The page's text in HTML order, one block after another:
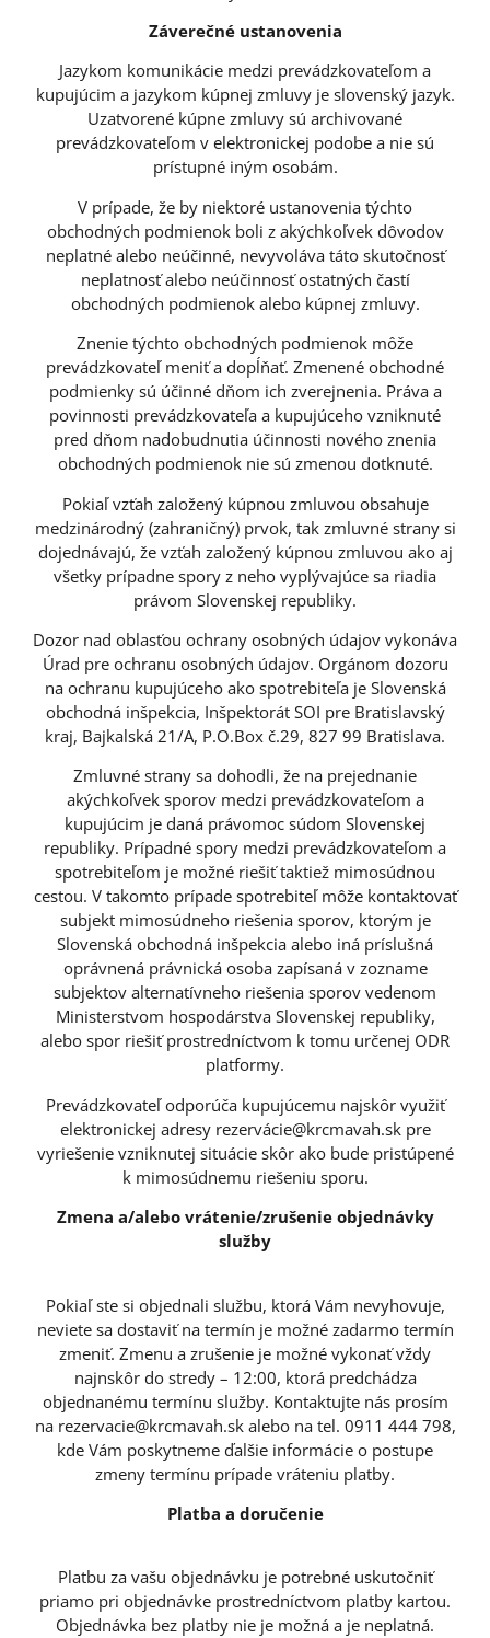
Záverečné ustanovenia
Jazykom komunikácie medzi prevádzkovateľom a
kupujúcim a jazykom kúpnej zmluvy je slovenský jazyk.
Uzatvorené kúpne zmluvy sú archivované
prevádzkovateľom v elektronickej podobe a nie sú
prístupné iným osobám.
V prípade, že by niektoré ustanovenia týchto
obchodných podmienok boli z akýchkoľvek dôvodov
neplatné alebo neúčinné, nevyvoláva táto skutočnosť
neplatnosť alebo neúčinnosť ostatných častí
obchodných podmienok alebo kúpnej zmluvy.
Znenie týchto obchodných podmienok môže
prevádzkovateľ meniť a dopĺňať. Zmenené obchodné
podmienky sú účinné dňom ich zverejnenia. Práva a
povinnosti prevádzkovateľa a kupujúceho vzniknuté
pred dňom nadobudnutia účinnosti nového znenia
obchodných podmienok nie sú zmenou dotknuté.
Pokiaľ vzťah založený kúpnou zmluvou obsahuje
medzinárodný (zahraničný) prvok, tak zmluvné strany si
dojednávajú, že vzťah založený kúpnou zmluvou ako aj
všetky prípadne spory z neho vyplývajúce sa riadia
právom Slovenskej republiky.
Dozor nad oblasťou ochrany osobných údajov vykonáva
Úrad pre ochranu osobných údajov. Orgánom dozoru
na ochranu kupujúceho ako spotrebiteľa je Slovenská
obchodná inšpekcia, Inšpektorát SOI pre Bratislavský
kraj, Bajkalská 21/A, P.O.Box č.29, 827 99 Bratislava.
Zmluvné strany sa dohodli, že na prejednanie
akýchkoľvek sporov medzi prevádzkovateľom a
kupujúcim je daná právomoc súdom Slovenskej
republiky. Prípadné spory medzi prevádzkovateľom a
spotrebiteľom je možné riešiť taktiež mimosúdnou
cestou. V takomto prípade spotrebiteľ môže kontaktovať
subjekt mimosúdneho riešenia sporov, ktorým je
Slovenská obchodná inšpekcia alebo iná príslušná
oprávnená právnická osoba zapísaná v zozname
subjektov alternatívneho riešenia sporov vedenom
Ministerstvom hospodárstva Slovenskej republiky,
alebo spor riešiť prostredníctvom k tomu určenej ODR
platformy.
Prevádzkovateľ odporúča kupujúcemu najskôr využiť
elektronickej adresy rezervácie@krcmavah.sk pre
vyriešenie vzniknutej situácie skôr ako bude pristúpené
k mimosúdnemu riešeniu sporu.
Zmena a/alebo vrátenie/zrušenie objednávky
služby
Pokiaľ ste si objednali službu, ktorá Vám nevyhovuje,
neviete sa dostaviť na termín je možné zadarmo termín
zmeniť. Zmenu a zrušenie je možné vykonať vždy
najnskôr do stredy – 12:00, ktorá predchádza
objednanému termínu služby. Kontaktujte nás prosím
na rezervacie@krcmavah.sk alebo na tel. 0911 444 798,
kde Vám poskytneme ďalšie informácie o postupe
zmeny termínu prípade vráteniu platby.
Platba a doručenie
Platbu za vašu objednávku je potrebné uskutočniť
priamo pri objednávke prostredníctvom platby kartou.
Objednávka bez platby nie je možná a je neplatná.